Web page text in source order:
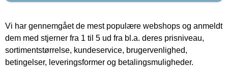
Vi har gennemgået de mest populære webshops og anmeldt
dem med stjerner fra 1 til 5 ud fra bl.a. deres prisniveau,
sortimentstørrelse, kundeservice, brugervenlighed,
betingelser, leveringsformer og betalingsmuligheder.